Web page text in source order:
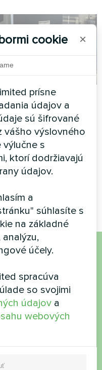
Súkromný dom s
čerpadlom
Mycond MBasic
MBasic MHM-U09HL je
s vyrovnávacou
nádržou MBT100
pomôžeme
cookie ×
prísne
údajov a
sú šifrované
vášho výslovného
výlučne s
ktorí dodržiavajú
údajov.
a
súhlasíte s
na základné
účely.
spracúva
so svojimi
údajov a
webových